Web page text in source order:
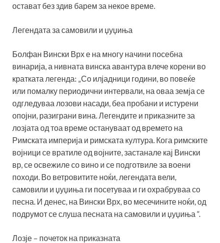
остават без здив барем за некое време.
Легендата за самовили и џуџиња
Болфан Вински Врх е на многу начини посебна
винарија, а нивната винска авантура влече корени во
кратката легенда: „Со илјадници години, во повеќе
или помалку периодични интервали, на оваа земја се
одгледуваа лозови насади, беа пробани и истурени
опојни, разиграни вина. Легендите и приказните за
лозјата од тоа време остануваат од времето на
Римската империја и римската култура. Кога римските
војници се вратиле од војните, застанале кај Вински
вр, се освежиле со вино и се подготвиле за воени
походи. Во ветровитите ноќи, легендата вели,
самовили и џуџиња ги посетуваа и ги охрабруваа со
песна. И денес, на Вински Врх, во месечините ноќи, од
подрумот се слуша песната на самовили и џуџиња “.
Лозје – почеток на приказната